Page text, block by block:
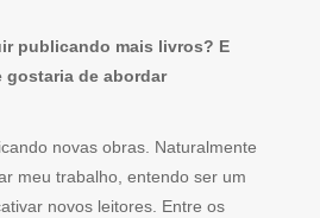
publicando mais livros? E
de abordar
novas obras. Naturalmente
meu trabalho, entendo ser um
novos leitores. Entre os